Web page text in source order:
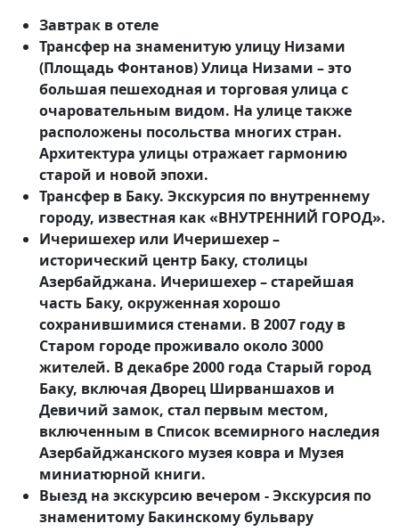
Завтрак в отеле
Трансфер на знаменитую улицу Низами
(Площадь Фонтанов) Улица Низами – это
большая пешеходная и торговая улица с
очаровательным видом. На улице также
расположены посольства многих стран.
Архитектура улицы отражает гармонию
старой и новой эпохи.
Трансфер в Баку. Экскурсия по внутреннему
городу, известная как «ВНУТРЕННИЙ ГОРОД».
Ичеришехер или Ичеришехер –
исторический центр Баку, столицы
Азербайджана. Ичеришехер – старейшая
часть Баку, окруженная хорошо
сохранившимися стенами. В 2007 году в
Старом городе проживало около 3000
жителей. В декабре 2000 года Старый город
Баку, включая Дворец Ширваншахов и
Девичий замок, стал первым местом,
включенным в Список всемирного наследия
Азербайджанского музея ковра и Музея
миниатюрной книги.
Выезд на экскурсию вечером - Экскурсия по
знаменитому Бакинскому бульвару